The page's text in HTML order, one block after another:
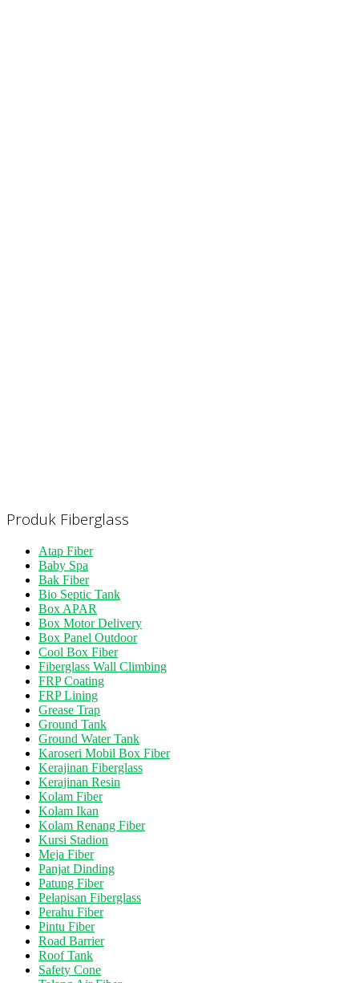
Produk Fiberglass
Atap Fiber
Baby Spa
Bak Fiber
Bio Septic Tank
Box APAR
Box Motor Delivery
Box Panel Outdoor
Cool Box Fiber
Fiberglass Wall Climbing
FRP Coating
FRP Lining
Grease Trap
Ground Tank
Ground Water Tank
Karoseri Mobil Box Fiber
Kerajinan Fiberglass
Kerajinan Resin
Kolam Fiber
Kolam Ikan
Kolam Renang Fiber
Kursi Stadion
Meja Fiber
Panjat Dinding
Patung Fiber
Pelapisan Fiberglass
Perahu Fiber
Pintu Fiber
Road Barrier
Roof Tank
Safety Cone